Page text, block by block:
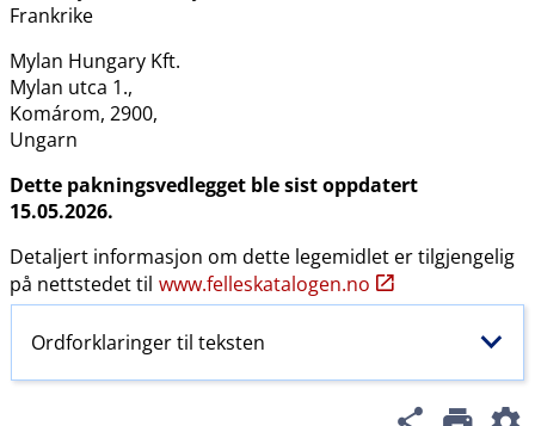
Frankrike
Mylan Hungary Kft.
Mylan utca 1.,
Komárom, 2900,
Ungarn
Dette pakningsvedlegget ble sist oppdatert
15.05.2026.
Detaljert informasjon om dette legemidlet er tilgjengelig
på nettstedet til www.felleskatalogen.no
Ordforklaringer til teksten